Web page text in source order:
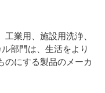
業用、施設用洗浄、
部門は、生活をより
のにする製品のメーカ